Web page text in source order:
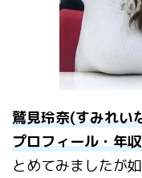
鷲見玲奈(すみれい
プロフィール・年
とめてみましたが